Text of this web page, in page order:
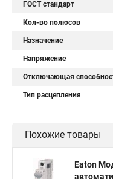
ГОСТ стандарт
Кол-во полюсов
Назначение
Напряжение
Отключающая
Тип расцепления
Похожие товары
Eaton